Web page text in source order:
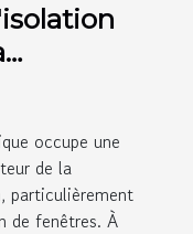
à
occupe une
de la
particulièrement
de fenêtres. À